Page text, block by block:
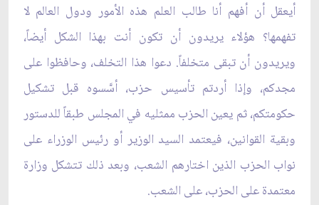
أيعقل أن أفهم أنا طالب العلم هذه الأمور ودول العالم لا
تفهمها؟ هؤلاء يريدون أن تكون أنت بهذا الشكل أيضاً،
ويريدون أن تبقى متخلفاً. دعوا هذا التخلف، وحافظوا على
مجدكم، وإذا أردتم تأسيس حزب، أسَّسوه قبل تشكيل
حكومتكم، ثم يعين الحزب ممثليه في المجلس طبقاً للدستور
وبقية القوانين، فيعتمد السيد الوزير أو رئيس الوزراء على
نواب الحزب الذين اختارهم الشعب، وبعد ذلك تتشكل وزارة
معتمدة على الحزب، على الشعب.